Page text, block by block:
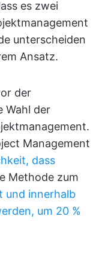
es zwei
unterscheiden
Ansatz.
der
Wahl der
Management
dass
Methode zum
und innerhalb
um 20 %